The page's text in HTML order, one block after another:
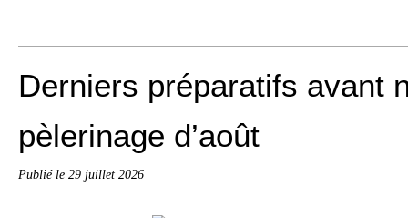
Derniers préparatifs avant
pèlerinage d’août
Publié le 29 juillet 2026